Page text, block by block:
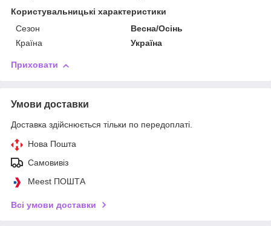
Користувальницькі характеристики
Сезон
Весна/Осінь
Країна
Україна
Приховати
Умови доставки
Доставка здійснюється тільки по передоплаті.
Нова Пошта
Самовивіз
Meest ПОШТА
Всі умови доставки